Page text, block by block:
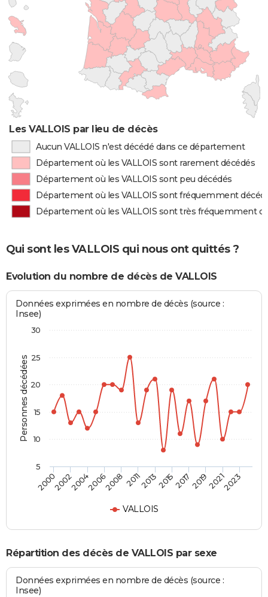
Les VALLOIS par lieu de décès
Aucun VALLOIS n'est décédé dans ce département
Département où les VALLOIS sont rarement décédés
Département où les VALLOIS sont peu décédés
Département où les VALLOIS sont fréquemment
Département où les VALLOIS sont très fréquemment
Qui sont les VALLOIS qui nous ont quittés ?
Evolution du nombre de décès de VALLOIS
Personnes décédées
Données exprimées en nombre de décès (source :
Insee)
VALLOIS
20002002200420062008 2011201320152017201920212023
5
10
15
20
25
30
Répartition des décès de VALLOIS par sexe
Données exprimées en nombre de décès (source :
Insee)